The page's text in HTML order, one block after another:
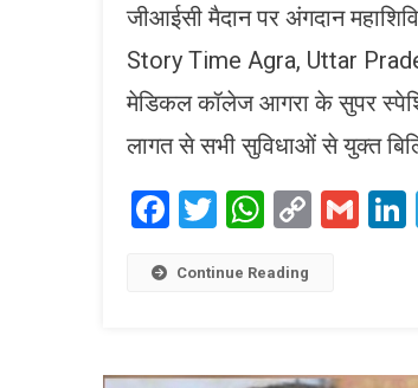
जीआईसी मैदान पर अंगदान
Story Time Agra, Uttar
मेडिकल कॉलेज आगरा के सुपर
लागत से सभी सुविधाओं से युक्त
Facebook
TwitterCopy
Continue Reading